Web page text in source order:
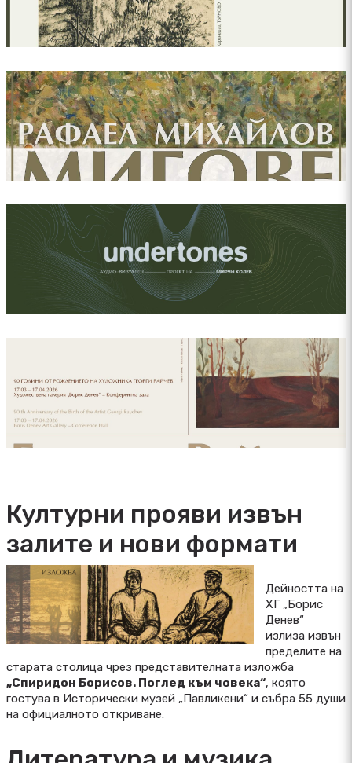
Културни прояви извън
залите и нови формати
Дейността на
ХГ „Борис
Денев“
излиза извън
пределите на
старата столица чрез представителната изложба
„Спиридон Борисов. Поглед към човека“, която
гостува в Исторически музей „Павликени“ и събра 55 души
на официалното откриване.